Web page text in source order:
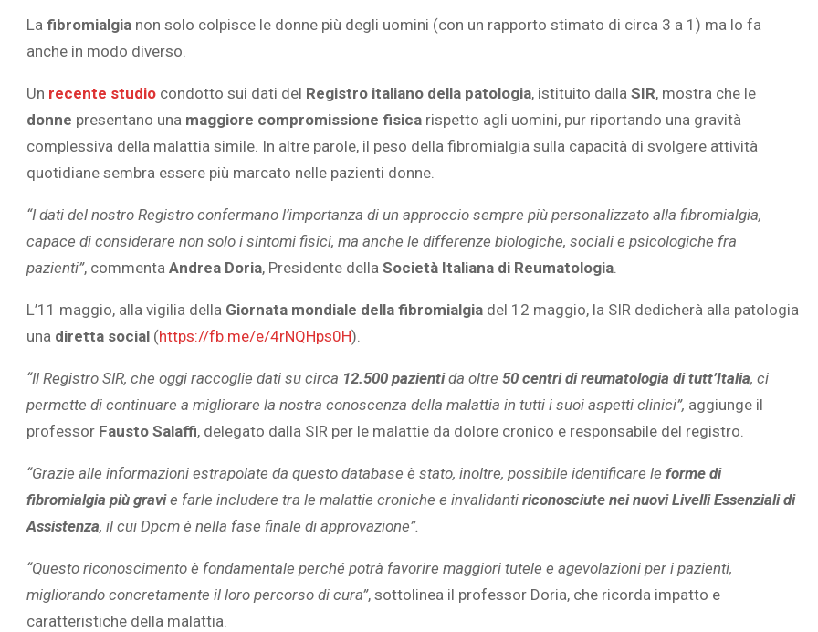
La fibromialgia non solo colpisce le donne più degli uomini (con un rapporto stimato di circa 3 a 1) ma lo fa
anche in modo diverso.
Un recente studio condotto sui dati del Registro italiano della patologia, istituito dalla SIR, mostra che le
donne presentano una maggiore compromissione fisica rispetto agli uomini, pur riportando una gravità
complessiva della malattia simile. In altre parole, il peso della fibromialgia sulla capacità di svolgere attività
quotidiane sembra essere più marcato nelle pazienti donne.
“I dati del nostro Registro confermano l’importanza di un approccio sempre più personalizzato alla fibromialgia,
capace di considerare non solo i sintomi fisici, ma anche le differenze biologiche, sociali e psicologiche fra
pazienti”, commenta Andrea Doria, Presidente della Società Italiana di Reumatologia.
L’11 maggio, alla vigilia della Giornata mondiale della fibromialgia del 12 maggio, la SIR dedicherà alla patologia
una diretta social (https://fb.me/e/4rNQHps0H).
“Il Registro SIR, che oggi raccoglie dati su circa 12.500 pazientida oltre 50 centri di reumatologia di tutt’Italia, ci
permette di continuare a migliorare la nostra conoscenza della malattia in tutti i suoi aspetti clinici”, aggiunge il
professor Fausto Salaffi, delegato dalla SIR per le malattie da dolore cronico e responsabile del registro.
“Grazie alle informazioni estrapolate da questo database è stato, inoltre, possibile identificare le forme di
fibromialgia più gravie farle includere tra le malattie croniche e invalidanti riconosciute nei nuovi Livelli Essenziali di
Assistenza, il cui Dpcm è nella fase finale di approvazione”.
“Questo riconoscimento è fondamentale perché potrà favorire maggiori tutele e agevolazioni per i pazienti,
migliorando concretamente il loro percorso di cura”, sottolinea il professor Doria, che ricorda impatto e
caratteristiche della malattia.
SOVRAPPESO E OBESITÀ
ASSENZA DI FIGLI IN ETÀ
ECLISSE TOTALE DEL 12
POTRÀ VEDERE